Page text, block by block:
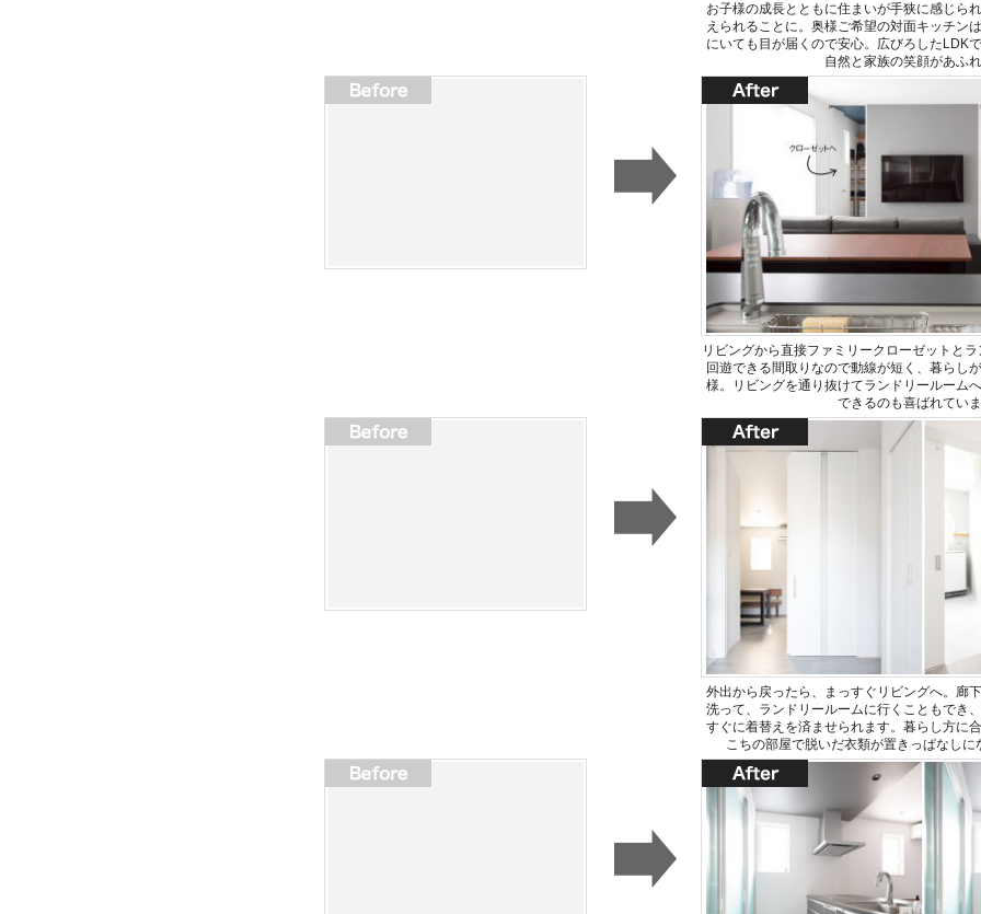
お子様の成長とともに住まいが手狭に感じら
えられることに。奥様ご希望の対面キッチン
にいても目が届くので安心。広びろしたLDK
自然と家族の笑顔があふ
リビングから直接ファミリークローゼットと
回遊できる間取りなので動線が短く、暮らし
様。リビングを通り抜けてランドリールーム
できるのも喜ばれてい
外出から戻ったら、まっすぐリビングへ。廊
洗って、ランドリールームに行くこともでき
すぐに着替えを済ませられます。暮らし方に
こちの部屋で脱いだ衣類が置きっぱなし